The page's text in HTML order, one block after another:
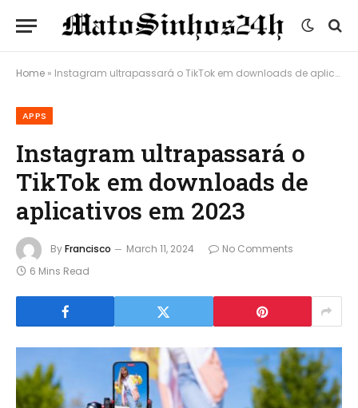
Home » Instagram ultrapassará o TikTok em downloads de aplicativos em 2023
APPS
Instagram ultrapassará o
TikTok em downloads de
aplicativos em 2023
ByFrancisco March 11, 2024
No Comments
6 Mins Read